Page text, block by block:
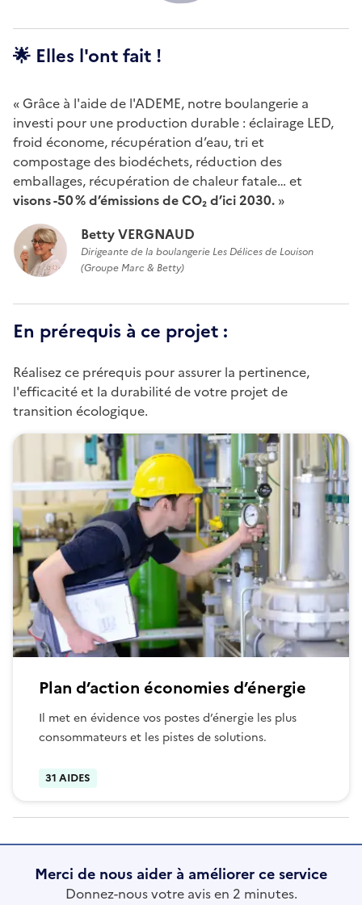
🌟 Elles l'ont fait !
« Grâce à l'aide de l'ADEME, notre boulangerie a
investi pour une production durable : éclairage LED,
froid économe, récupération d’eau, tri et
compostage des biodéchets, réduction des
emballages, récupération de chaleur fatale… et
visons -50 % d’émissions de CO₂ d’ici 2030. »
Betty VERGNAUD
Dirigeante de la boulangerie Les Délices de Louison
(Groupe Marc & Betty)
En prérequis à ce projet :
Réalisez ce prérequis pour assurer la pertinence,
l'efficacité et la durabilité de votre projet de
transition écologique.
Plan d’action économies d’énergie
Il met en évidence vos postes d’énergie les plus
consommateurs et les pistes de solutions.
31 AIDES
Merci de nous aider à améliorer ce service
Donnez-nous votre avis en 2 minutes.